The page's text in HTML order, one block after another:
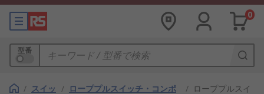
0
型番
/ スイッ / ローププルスイッチ・コンポ
/ ローププルスイ